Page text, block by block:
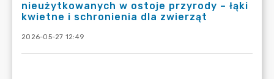
nieużytkowanych w ostoje przyrody – łąki
kwietne i schronienia dla zwierząt
2026-05-27 12:49